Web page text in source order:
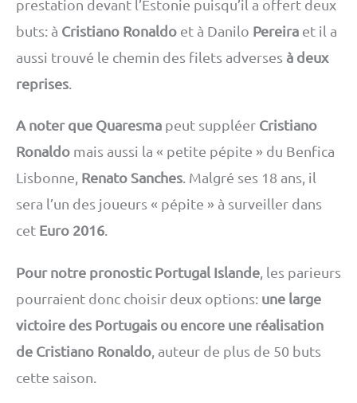
prestation devant l’Estonie puisqu’il a offert deux
buts: à Cristiano Ronaldo et à Danilo Pereira et il a
aussi trouvé le chemin des filets adversesà deux
reprises
A noter que Quaresma peut suppléer Cristiano
Ronaldo mais aussi la « petite pépite » du Benfica
Lisbonne, Renato Sanches. Malgré ses 18 ans, il
sera l’un des joueurs « pépite » à surveiller dans
cet Euro 2016.
Pour notre pronostic Portugal Islande , les parieurs
pourraient donc choisir deux options: une large
victoire des Portugais ou encore une réalisation
de Cristiano Ronaldo , auteur de plus de 50 buts
cette saison.